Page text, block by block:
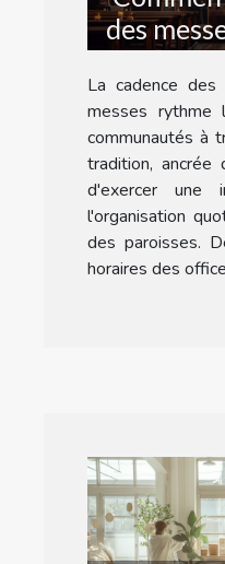
des
la vie
La cadence des
messes rythme
communautés à
tradition, ancrée
d'exercer une
l'organisation
des paroisses.
horaires des